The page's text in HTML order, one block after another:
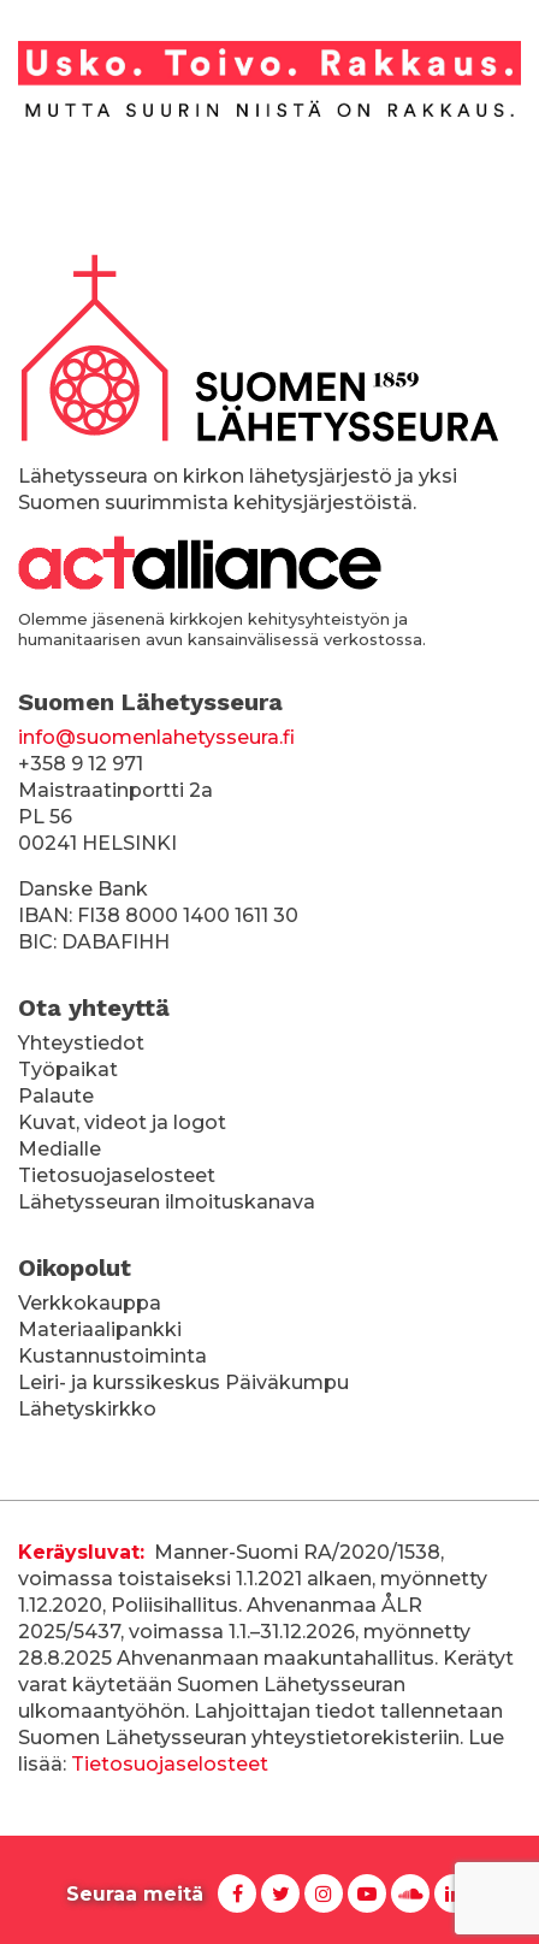
p
kLähetysseura on kirkon lähetysjärjestö ja yksi
Suomen suurimmista kehitysjärjestöistä.
Olemme jäsenenä kirkkojen kehitysyhteistyön ja
humanitaarisen avun kansainvälisessä verkostossa.
Suomen Lähetysseura
info@suomenlahetysseura.fi
+358 9 12 971
Maistraatinportti 2a
PL 56
00241 HELSINKI
Danske Bank
IBAN: FI38 8000 1400 1611 30
BIC: DABAFIHH
Ota yhteyttä
Yhteystiedot
Työpaikat
Palaute
Kuvat, videot ja logot
Medialle
Tietosuojaselosteet
Lähetysseuran ilmoituskanava
Oikopolut
Verkkokauppa
Materiaalipankki
Kustannustoiminta
Leiri- ja kurssikeskus Päiväkumpu
Lähetyskirkko
T
i
e
d
o
t
Keräysluvat: Manner-Suomi RA/2020/1538,
voimassa toistaiseksi 1.1.2021 alkaen, myönnetty
1.12.2020, Poliisihallitus. Ahvenanmaa ÅLR
2025/5437, voimassa 1.1.–31.12.2026, myönnetty
28.8.2025 Ahvenanmaan maakuntahallitus. Kerätyt
varat käytetään Suomen Lähetysseuran
ulkomaantyöhön. Lahjoittajan tiedot tallennetaan
Suomen Lähetysseuran yhteystietorekisteriin. Lue
lisää: Tietosuojaselosteet
S
Seuraa meitä
F
a
T
w
I
n
Y
o
S